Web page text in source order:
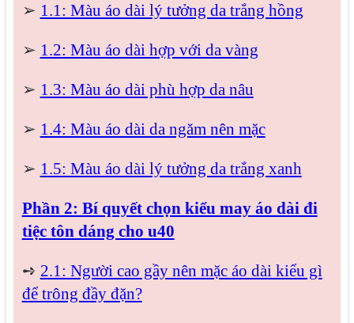
➢ 1.1: Màu áo dài lý tưởng da trắng hồng
➢ 1.2: Màu áo dài hợp với da vàng
➢ 1.3: Màu áo dài phù hợp da nâu
➢ 1.4: Màu áo dài da ngăm nên mặc
➢ 1.5: Màu áo dài lý tưởng da trắng xanh
Phần 2: Bí quyết chọn kiểu may áo dài đi
tiệc tôn dáng cho u40
➺ 2.1: Người cao gầy nên mặc áo dài kiểu gì
để trông đầy đặn?